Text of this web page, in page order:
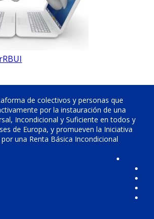
de colectivos y personas que
por la instauración de una
Incondicional y Suficiente en todos y
de Europa, y promueven la Iniciativa
una Renta Básica Incondicional